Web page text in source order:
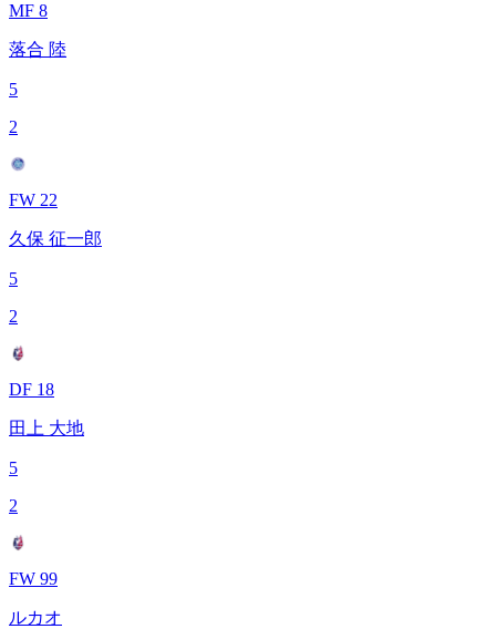
MF 8
落合 陸
5
2
FW 22
久保 征一郎
5
2
DF 18
田上 大地
5
2
FW 99
ルカオ